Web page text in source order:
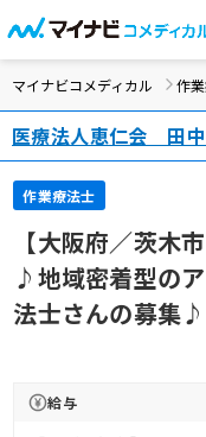
マイナビコメディカル 作
医療法人恵仁会 田
作業療法士
【大阪府／茨木
♪地域密着型の
法士さんの募集♪
給与